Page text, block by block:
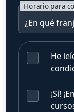
Horario para
He
¡Sí!